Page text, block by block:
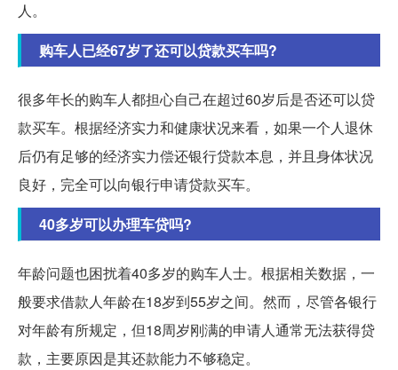
人。
购车人已经67岁了还可以贷款买车吗?
很多年长的购车人都担心自己在超过60岁后是否还可以贷
款买车。根据经济实力和健康状况来看，如果一个人退休
后仍有足够的经济实力偿还银行贷款本息，并且身体状况
良好，完全可以向银行申请贷款买车。
40多岁可以办理车贷吗?
年龄问题也困扰着40多岁的购车人士。根据相关数据，一
般要求借款人年龄在18岁到55岁之间。然而，尽管各银行
对年龄有所规定，但18周岁刚满的申请人通常无法获得贷
款，主要原因是其还款能力不够稳定。